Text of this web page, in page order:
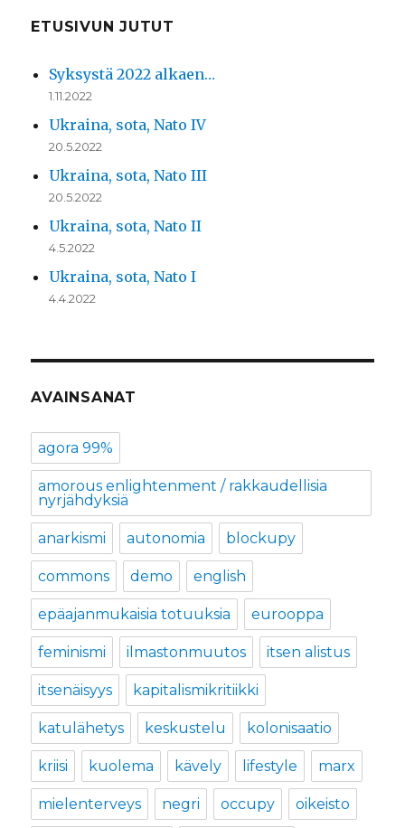
ETUSIVUN JUTUT
Syksystä 2022 alkaen…
1.11.2022
Ukraina, sota, Nato IV
20.5.2022
Ukraina, sota, Nato III
20.5.2022
Ukraina, sota, Nato II
4.5.2022
Ukraina, sota, Nato I
4.4.2022
AVAINSANAT
agora 99%
amorous enlightenment / rakkaudellisia
nyrjähdyksiä
anarkismi autonomia blockupy
commons demo english
epäajanmukaisia totuuksia eurooppa
feminismi ilmastonmuutos itsen alistus
itsenäisyys kapitalismikritiikki
katulähetys keskustelu kolonisaatio
kriisi kuolema kävely lifestyle marx
mielenterveys negri occupy oikeisto